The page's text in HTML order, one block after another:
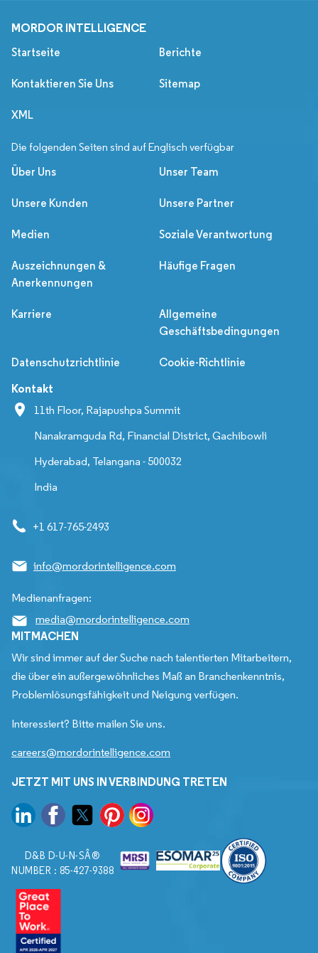
MORDOR INTELLIGENCE
Startseite Berichte
Kontaktieren Sie Uns Sitemap
XML
Die folgenden Seiten sind auf Englisch verfügbar
Über Uns Unser Team
Unsere Kunden Unsere Partner
Medien Soziale Verantwortung
Auszeichnungen &
Anerkennungen
Häufige Fragen
Karriere
Allgemeine
Geschäftsbedingungen
Datenschutzrichtlinie Cookie-Richtlinie
Kontakt
11th Floor, Rajapushpa Summit
Nanakramguda Rd, Financial District, Gachibowli
Hyderabad, Telangana - 500032
India
+1 617-765-2493
info@mordorintelligence.com
Medienanfragen:
media@mordorintelligence.com
MITMACHEN
Wir sind immer auf der Suche nach talentierten Mitarbeitern,
die über ein außergewöhnliches Maß an Branchenkenntnis,
Problemlösungsfähigkeit und Neigung verfügen.
Interessiert? Bitte mailen Sie uns.
careers@mordorintelligence.com
JETZT MIT UNS IN VERBINDUNG TRETEN
D&B D-U-N-SÂ®
NUMBER : 85-427-9388